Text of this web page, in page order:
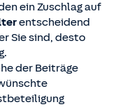
ein Zuschlag auf
entscheidend
Sie sind, desto
der Beiträge